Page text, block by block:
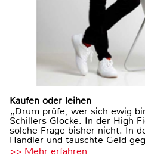
Kaufen oder leihen
„Drum prüfe, wer sich ewig
Schillers Glocke. In der High
solche Frage bisher nicht. In
Händler und tauschte Geld
>> Mehr erfahren